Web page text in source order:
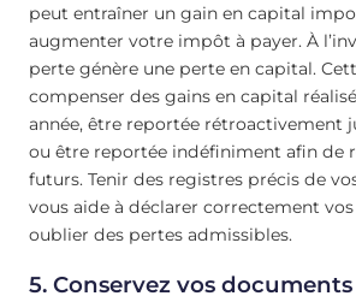
peut entraîner un gain en capital
augmenter votre impôt à payer. À
perte génère une perte en capital.
compenser des gains en capital
année, être reportée rétroactivement
ou être reportée indéfiniment afin de
futurs. Tenir des registres précis de
vous aide à déclarer correctement
oublier des pertes admissibles.
5. Conservez vos